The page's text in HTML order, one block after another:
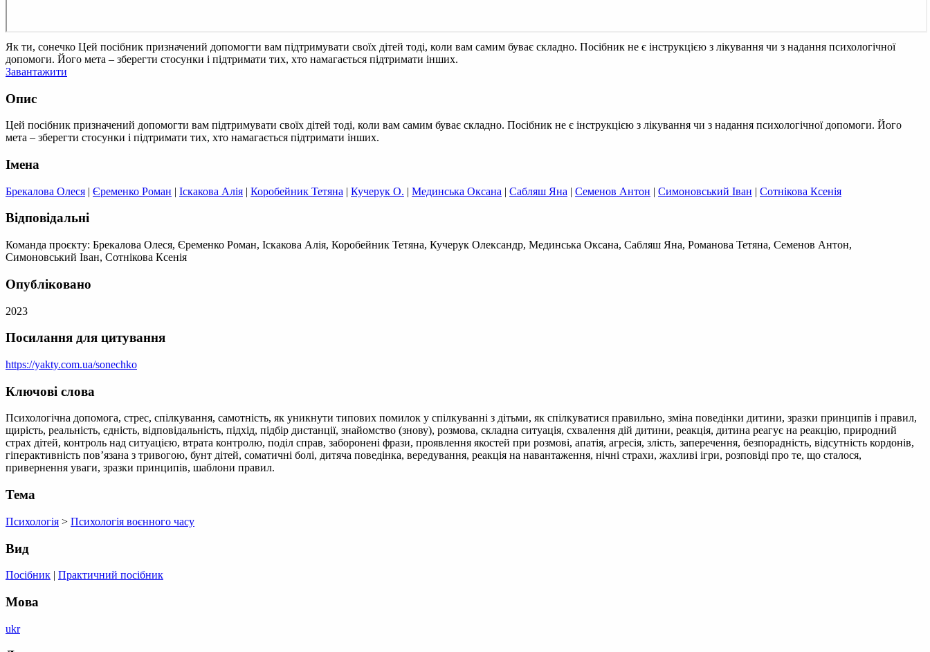
Як ти, сонечко Цей посібник призначений допомогти вам підтримувати своїх дітей тоді, коли вам самим буває складно. Посібник не є інструкцією з лікування чи з надання психологічної
допомоги. Його мета – зберегти стосунки і підтримати тих, хто намагається підтримати інших.
Завантажити
Опис
Цей посібник призначений допомогти вам підтримувати своїх дітей тоді, коли вам самим буває складно. Посібник не є інструкцією з лікування чи з надання психологічної допомоги. Його
мета – зберегти стосунки і підтримати тих, хто намагається підтримати інших.
Імена
Брекалова Олеся | Єременко Роман | Іскакова Алія | Коробейник Тетяна | Кучерук О. | Мединська Оксана | Сабляш Яна | Семенов Антон | Симоновський Іван | Сотнікова Ксенія
Відповідальні
Команда проєкту: Брекалова Олеся, Єременко Роман, Іскакова Алія, Коробейник Тетяна, Кучерук Олександр, Мединська Оксана, Сабляш Яна, Романова Тетяна, Семенов Антон,
Симоновський Іван, Сотнікова Ксенія
Опубліковано
2023
Посилання для цитування
https://yakty.com.ua/sonechko
Ключові слова
Психологічна допомога, стрес, спілкування, самотність, як уникнути типових помилок у спілкуванні з дітьми, як спілкуватися правильно, зміна поведінки дитини, зразки принципів і правил,
щирість, реальність, єдність, відповідальність, підхід, підбір дистанції, знайомство (знову), розмова, складна ситуація, схвалення дій дитини, реакція, дитина реагує на реакцію, природний
страх дітей, контроль над ситуацією, втрата контролю, поділ справ, заборонені фрази, проявлення якостей при розмові, апатія, агресія, злість, заперечення, безпорадність, відсутність кордонів,
гіперактивність пов’язана з тривогою, бунт дітей, соматичні болі, дитяча поведінка, вередування, реакція на навантаження, нічні страхи, жахливі ігри, розповіді про те, що сталося,
привернення уваги, зразки принципів, шаблони правил.
Тема
Психологія > Психологія воєнного часу
Вид
Посібник | Практичний посібник
Мова
ukr